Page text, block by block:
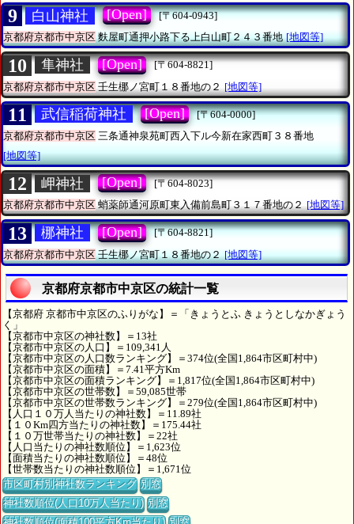
9 白山神社 [Open]
[〒604-0943]
京都府京都市中京区麩屋町通押小路下る上白山町２４３番地 [地図等]
10 隼神社 [Open]
[〒604-8821]
京都府京都市中京区 壬生梛ノ宮町１８番地の２ [地図等]
11 武信稲荷神社 [Open]
[〒604-0000]
京都府京都市中京区 三条通神泉苑町西入下ル今新在家西町３８番地
[地図等]
12 岬神社 [Open]
[〒604-8023]
京都府京都市中京区蛸薬師通河原町東入備前島町３１７番地の２ [地図等]
13 梛神社 [Open]
[〒604-8821]
京都府京都市中京区壬生梛ノ宮町１８番地の２ [地図等]
京都府京都市中京区の統計一覧
【京都府 京都市中京区のふりがな】＝「きょうとふ きょうとしなかぎょう
く」
【京都市中京区の神社数】＝13社
【京都市中京区の人口】＝109,341人
【京都市中京区の人口数ランキング】＝374位(全国1,864市区町村中)
【京都市中京区の面積】＝7.41平方Km
【京都市中京区の面積ランキング】＝1,817位(全国1,864市区町村中)
【京都市中京区の世帯数】＝59,085世帯
【京都市中京区の世帯数ランキング】＝279位(全国1,864市区町村中)
【人口１０万人当たりの神社数】＝11.89社
【１０Km四方当たりの神社数】＝175.44社
【１０万世帯当たりの神社数】＝22社
【人口当たりの神社数順位】＝1,623位
【面積当たりの神社数順位】＝48位
【世帯数当たりの神社数順位】＝1,671位
市区町村別神社数ランキング 別窓
神社数順位(人口10万人当たり) 別窓